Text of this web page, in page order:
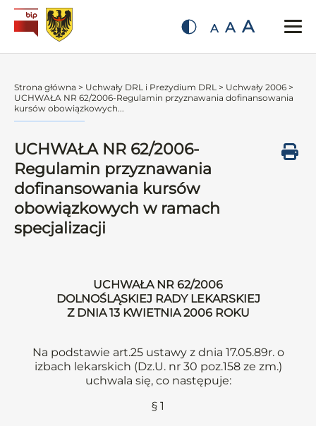
A A A
Strona główna > Uchwały DRL i Prezydium DRL > Uchwały 2006 >
UCHWAŁA NR 62/2006-Regulamin przyznawania dofinansowania
kursów obowiązkowych...
UCHWAŁA NR 62/2006-
Regulamin przyznawania
dofinansowania kursów
obowiązkowych w ramach
specjalizacji
UCHWAŁA NR 62/2006
DOLNOŚLĄSKIEJ RADY LEKARSKIEJ
Z DNIA 13 KWIETNIA 2006 ROKU
Na podstawie art.25 ustawy z dnia 17.05.89r. o
izbach lekarskich (Dz.U. nr 30 poz.158 ze zm.)
uchwala się, co następuje:
§ 1